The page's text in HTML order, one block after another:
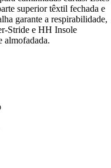
superior têxtil fechada e
garante a respirabilidade,
Stride e HH Insole
almofadada.